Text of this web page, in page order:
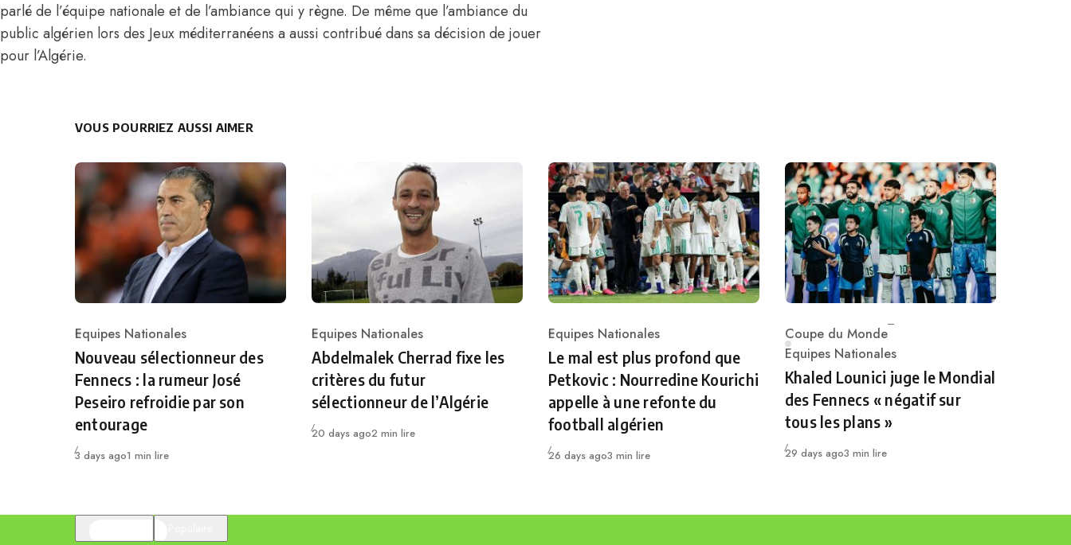
parlé de l’équipe nationale et de l’ambiance qui y règne. De même que l’ambiance du
public algérien lors des Jeux méditerranéens a aussi contribué dans sa décision de jouer
pour l’Algérie.
VOUS POURRIEZ AUSSI AIMER
Category
Equipes Nationales
Nouveau sélectionneur des
Fennecs : la rumeur José
Peseiro refroidie par son
entourage
Publié
3 days ago1 min lire
Category
Equipes Nationales
Abdelmalek Cherrad fixe les
critères du futur
sélectionneur de l’Algérie
Publié
20 days ago2 min lire
Category
Equipes Nationales
Le mal est plus profond que
Petkovic : Nourredine Kourichi
appelle à une refonte du
football algérien
Publié
26 days ago3 min lire
Category
Coupe du Monde
Equipes Nationales
Khaled Lounici juge le Mondial
des Fennecs « négatif sur
tous les plans »
Publié
29 days ago3 min lire